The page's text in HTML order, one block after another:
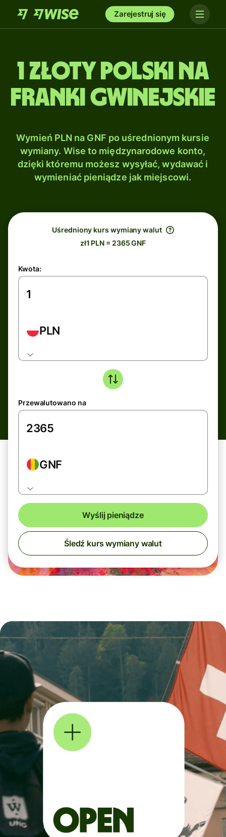
Zarejestruj się
1 Złoty polski na
Franki gwinejskie
Wymień PLN na GNF po uśrednionym kursie
wymiany. Wise to międzynarodowe konto,
dzięki któremu możesz wysyłać, wydawać i
wymieniać pieniądze jak miejscowi.
Uśredniony kurs wymiany walut
zł1 PLN = 2365 GNF
Kwota:
PLN
Przewalutowano na
GNF
Wyślij pieniądze
Śledź kurs wymiany walut